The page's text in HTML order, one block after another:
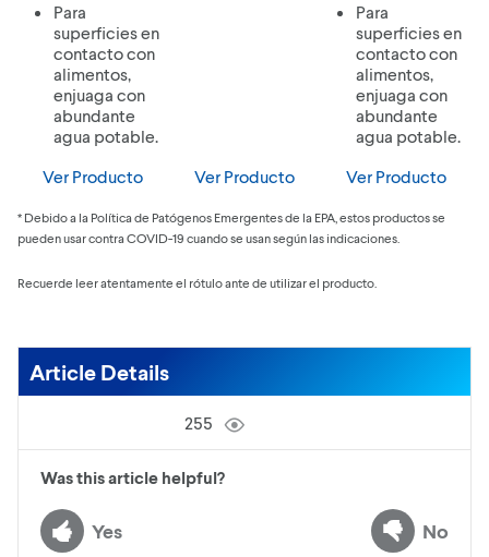
Para
superficies en
contacto con
alimentos,
enjuaga con
abundante
agua potable.
Para
superficies en
contacto con
alimentos,
enjuaga con
abundante
agua potable.
Ver Producto
Ver Producto Ver Producto
* Debido a la Política de Patógenos Emergentes de la EPA, estos productos se
pueden usar contra COVID-19 cuando se usan según las indicaciones.
Recuerde leer atentamente el rótulo ante de utilizar el producto.
Article Details
255
Was this article helpful?
Yes No